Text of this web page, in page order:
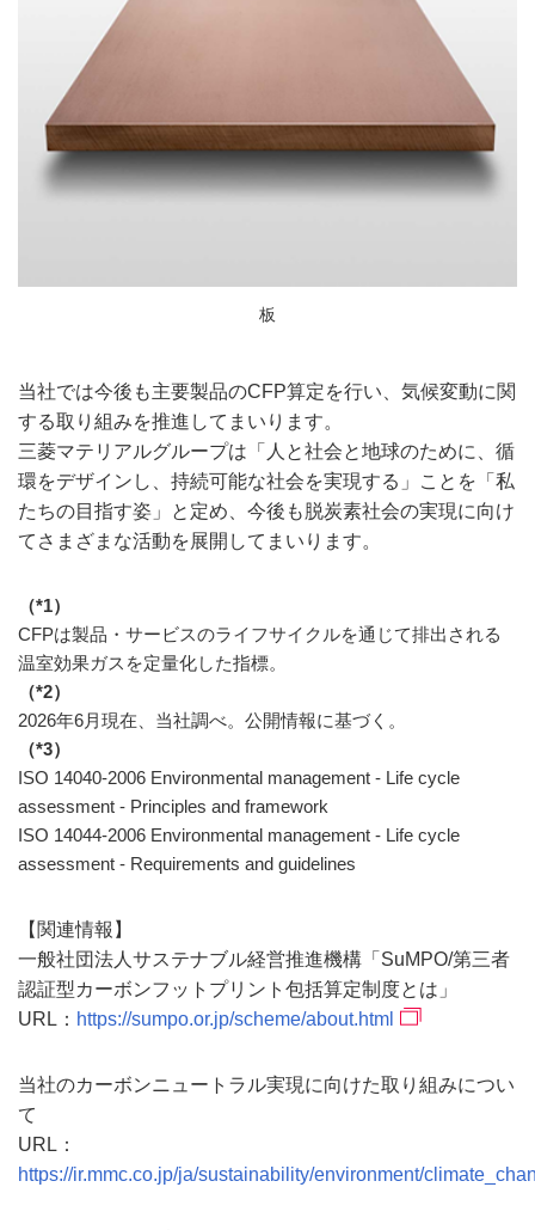
板
当社では今後も主要製品のCFP算定を行い、気候変動に関
する取り組みを推進してまいります。
三菱マテリアルグループは「人と社会と地球のために、循
環をデザインし、持続可能な社会を実現する」ことを「私
たちの目指す姿」と定め、今後も脱炭素社会の実現に向け
てさまざまな活動を展開してまいります。
（*1）
CFPは製品・サービスのライフサイクルを通じて排出される
温室効果ガスを定量化した指標。
（*2）
2026年6月現在、当社調べ。公開情報に基づく。
（*3）
ISO 14040-2006 Environmental management - Life cycle
assessment - Principles and framework
ISO 14044-2006 Environmental management - Life cycle
assessment - Requirements and guidelines
【関連情報】
一般社団法人サステナブル経営推進機構「SuMPO/第三者
認証型カーボンフットプリント包括算定制度とは」
URL： https://sumpo.or.jp/scheme/about.html
当社のカーボンニュートラル実現に向けた取り組みについ
て
URL：
https://ir.mmc.co.jp/ja/sustainability/environment/